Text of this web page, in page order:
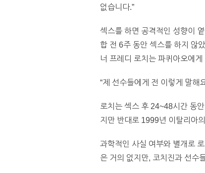
없습니다.”
섹스를 하면 공격적인 성향이
합 전 6주 동안 섹스를 하지 않
너 프레디 로치는 파퀴아오에
“제 선수들에게 전 이렇게 말해
로치는 섹스 후 24~48시간 동
지만 반대로 1999년 이탈리아
과학적인 사실 여부와 별개로
은 거의 없지만, 코치진과 선수